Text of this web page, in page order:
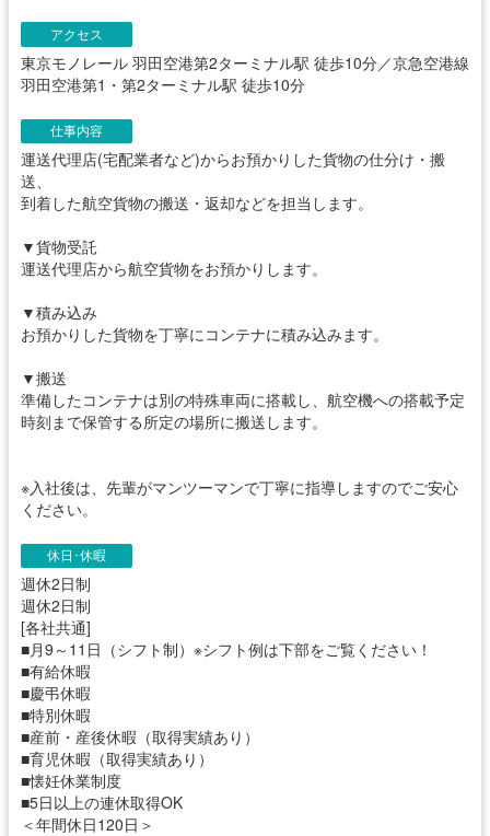
アクセス
東京モノレール 羽田空港第2ターミナル駅 徒歩10分／京急空港線
羽田空港第1・第2ターミナル駅 徒歩10分
仕事内容
運送代理店(宅配業者など)からお預かりした貨物の仕分け・搬
送、
到着した航空貨物の搬送・返却などを担当します。
▼貨物受託
運送代理店から航空貨物をお預かりします。
▼積み込み
お預かりした貨物を丁寧にコンテナに積み込みます。
▼搬送
準備したコンテナは別の特殊車両に搭載し、航空機への搭載予定
時刻まで保管する所定の場所に搬送します。
※入社後は、先輩がマンツーマンで丁寧に指導しますのでご安心
ください。
休日･休暇
週休2日制
週休2日制
[各社共通]
■月9～11日（シフト制）※シフト例は下部をご覧ください！
■有給休暇
■慶弔休暇
■特別休暇
■産前・産後休暇（取得実績あり）
■育児休暇（取得実績あり）
■懐妊休業制度
■5日以上の連休取得OK
＜年間休日120日＞